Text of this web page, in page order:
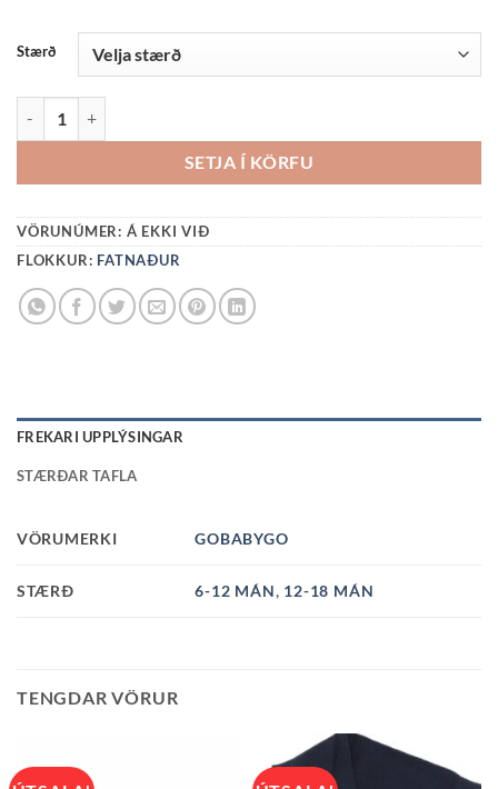
Stærð
SETJA Í KÖRFU
VÖRUNÚMER: Á EKKI VIÐ
FLOKKUR: FATNAÐUR
FREKARI UPPLÝSINGAR
STÆRÐAR TAFLA
VÖRUMERKI GOBABYGO
STÆRÐ 6-12 MÁN, 12-18 MÁN
TENGDAR VÖRUR